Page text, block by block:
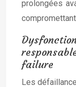
prolongées
failure
Les